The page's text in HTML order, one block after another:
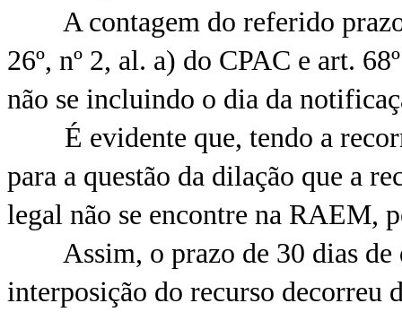
A contagem do referido prazo
26º, nº 2, al. a) do CPAC e art.
não se incluindo o dia da
É evidente que, tendo a
para a questão da dilação que a
legal não se encontre na RAEM,
Assim, o prazo de 30 dias de
interposição do recurso decorreu